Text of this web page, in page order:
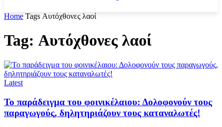
Home Tags Αυτόχθονες λαοί
Tag: Αυτόχθονες λαοί
Latest
Το παράδειγμα του φοινικέλαιου: Δολοφονούν τους
παραγωγούς, δηλητηριάζουν τους καταναλωτές!